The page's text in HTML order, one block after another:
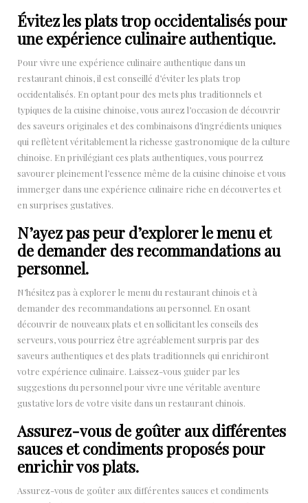
Évitez les plats trop occidentalisés pour
une expérience culinaire authentique.
Pour vivre une expérience culinaire authentique dans un
restaurant chinois, il est conseillé d’éviter les plats trop
occidentalisés. En optant pour des mets plus traditionnels et
typiques de la cuisine chinoise, vous aurez l’occasion de découvrir
des saveurs originales et des combinaisons d’ingrédients uniques
qui reflètent véritablement la richesse gastronomique de la culture
chinoise. En privilégiant ces plats authentiques, vous pourrez
savourer pleinement l’essence même de la cuisine chinoise et vous
immerger dans une expérience culinaire riche en découvertes et
en surprises gustatives.
N’ayez pas peur d’explorer le menu et
de demander des recommandations au
personnel.
N’hésitez pas à explorer le menu du restaurant chinois et à
demander des recommandations au personnel. En osant
découvrir de nouveaux plats et en sollicitant les conseils des
serveurs, vous pourriez être agréablement surpris par des
saveurs authentiques et des plats traditionnels qui enrichiront
votre expérience culinaire. Laissez-vous guider par les
suggestions du personnel pour vivre une véritable aventure
gustative lors de votre visite dans un restaurant chinois.
Assurez-vous de goûter aux différentes
sauces et condiments proposés pour
enrichir vos plats.
Assurez-vous de goûter aux différentes sauces et condiments